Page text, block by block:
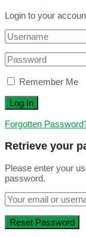
Login to your
Remember Me
Forgotten
Retrieve your
Please enter your
password.